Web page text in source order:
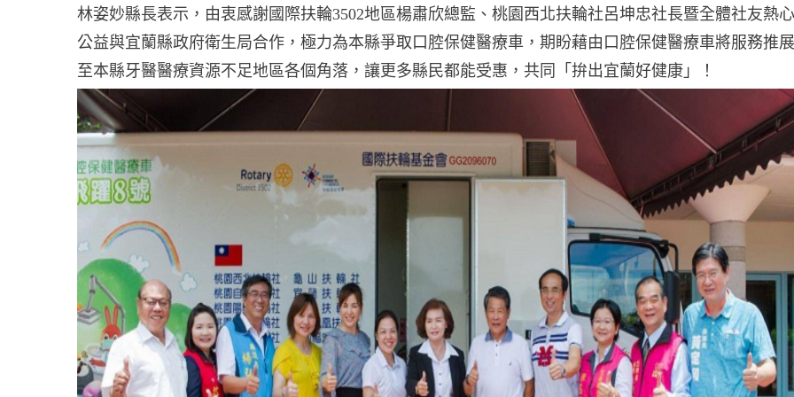
林姿妙縣長表示，由衷感謝國際扶輪3502地區楊肅欣總監、桃園西北扶輪社呂坤忠社長暨全體社友熱心
公益與宜蘭縣政府衛生局合作，極力為本縣爭取口腔保健醫療車，期盼藉由口腔保健醫療車將服務推展
至本縣牙醫醫療資源不足地區各個角落，讓更多縣民都能受惠，共同「拚出宜蘭好健康」！